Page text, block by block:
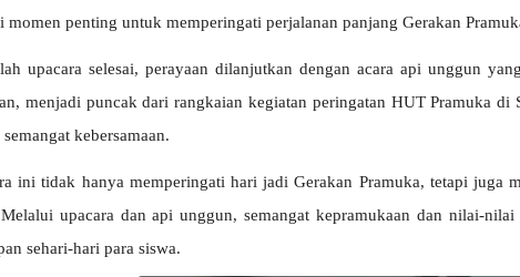
momen penting untuk memperingati perjalanan panjang Gerakan
upacara selesai, perayaan dilanjutkan dengan acara api unggun
menjadi puncak dari rangkaian kegiatan peringatan HUT Pramuka
kebersamaan.
ini tidak hanya memperingati hari jadi Gerakan Pramuka, tetapi juga
upacara dan api unggun, semangat kepramukaan dan nilai-
sehari-hari para siswa.